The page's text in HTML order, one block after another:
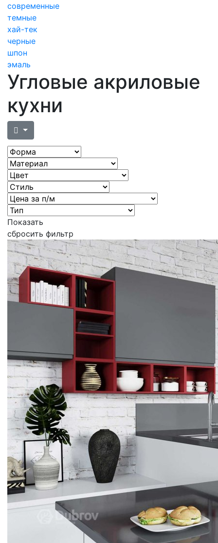
современные
темные
хай-тек
черные
шпон
эмаль
Угловые акриловые
кухни
Показать
сбросить фильтр